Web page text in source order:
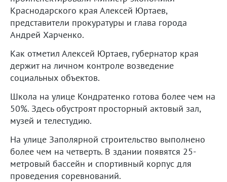
Краснодарского края Алексей Юртаев,
представители прокуратуры и глава города
Андрей Харченко.
Как отметил Алексей Юртаев, губернатор края
держит на личном контроле возведение
социальных объектов.
Школа на улице Кондратенко готова более чем на
50%. Здесь обустроят просторный актовый зал,
музей и телестудию.
На улице Заполярной строительство выполнено
более чем на четверть. В здании появятся 25-
метровый бассейн и спортивный корпус для
проведения соревнований.